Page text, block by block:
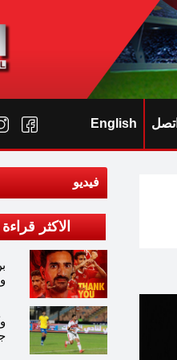
اتصل English
فيديو
الاكثر قراءة